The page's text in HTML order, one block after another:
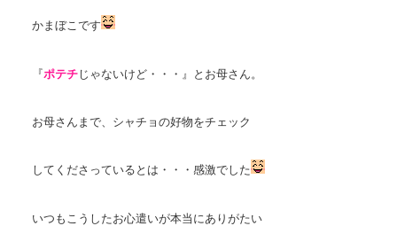
かまぼこです
『ポテチじゃないけど・・・』とお母さん。
お母さんまで、シャチョの好物をチェック
してくださっているとは・・・感激でした
いつもこうしたお心遣いが本当にありがたい